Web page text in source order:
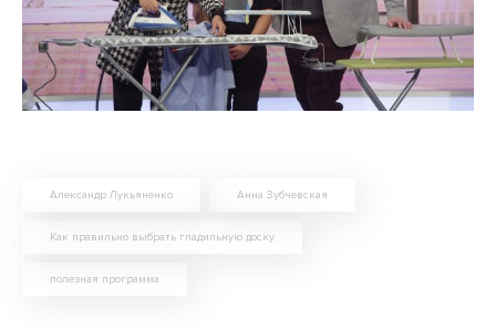
Александр Лукьяненко Анна Зубчевская
Как правильно выбрать гладильную доску
полезная программа